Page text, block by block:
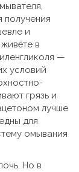
,
получения
и
в
—
условий
грязь и
лучше
для
омывания
Но в